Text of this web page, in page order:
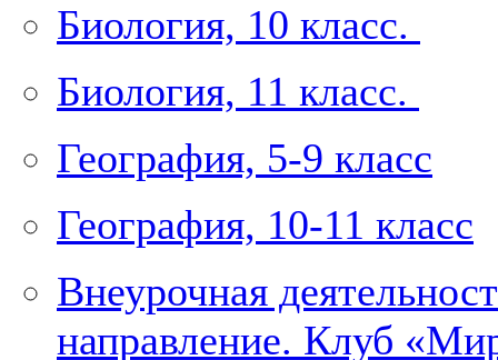
Биология, 10 класс.
Биология, 11 класс.
География, 5-9 класс
География, 10-11 класс
Внеурочная
направление. Клуб